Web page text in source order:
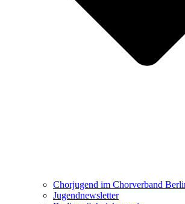
Chorjugend im Chorverband
Jugendnewsletter